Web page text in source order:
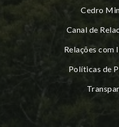
Cedro
Canal de
Relações com
Políticas de